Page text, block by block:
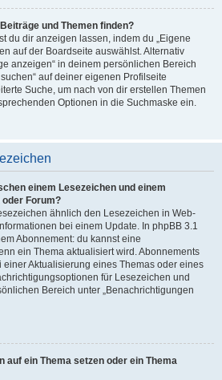
und Themen finden?
du dir anzeigen lassen, indem du „Eigene
auf der Boardseite auswählst. Alternativ
anzeigen“ in deinem persönlichen Bereich
auf deiner eigenen Profilseite
Suche, um nach von dir erstellen Themen
Optionen in die Suchmaske ein.
einem Lesezeichen und einem
Forum?
ähnlich den Lesezeichen in Web-
bei einem Update. In phpBB 3.1
Abonnement: du kannst eine
ein Thema aktualisiert wird. Abonnements
Aktualisierung eines Themas oder eines
für Lesezeichen und
Bereich unter „Benachrichtigungen
auf ein Thema setzen oder ein Thema